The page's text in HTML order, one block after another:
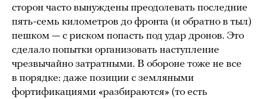
сторон часто вынуждены преодолевать последние
пять-семь километров до фронта (и обратно в тыл)
пешком — с риском попасть под удар дронов. Это
сделало попытки организовать наступление
чрезвычайно затратными. В обороне тоже не все
в порядке: даже позиции с земляными
фортификациями «разбираются» (то есть